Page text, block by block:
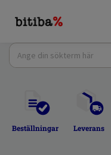
Beställningar Leverans